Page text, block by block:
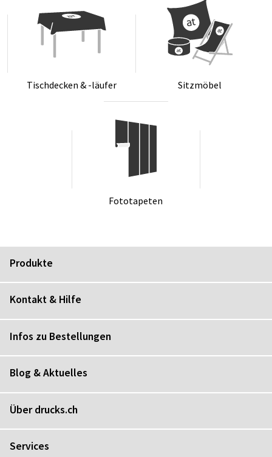
Tisch­de­cken & -läu­fer Sitz­mö­bel
Fo­to­ta­pe­ten
Produkte
Kontakt & Hilfe
Infos zu Bestellungen
Blog & Aktuelles
Über drucks.ch
Services